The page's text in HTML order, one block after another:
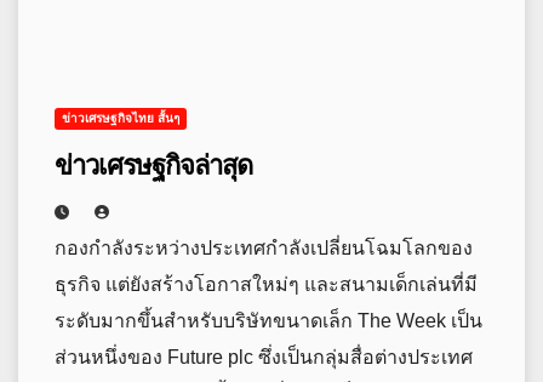
ข่าวเศรษฐกิจไทย สั้นๆ
ข่าวเศรษฐกิจล่าสุด
กองกำลังระหว่างประเทศกำลังเปลี่ยนโฉมโลกของ
ธุรกิจ แต่ยังสร้างโอกาสใหม่ๆ และสนามเด็กเล่นที่มี
ระดับมากขึ้นสำหรับบริษัทขนาดเล็ก The Week เป็น
ส่วนหนึ่งของ Future plc ซึ่งเป็นกลุ่มสื่อต่างประเทศ